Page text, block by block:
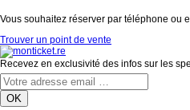
Vous souhaitez réserver par téléphone ou
Trouver un point de vente
Recevez en exclusivité des infos sur les
OK